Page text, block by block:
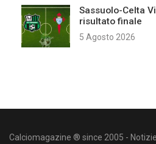
Sassuolo-Celta
risultato finale
5 Agosto 2026
Calciomagazine ® since 2005 -